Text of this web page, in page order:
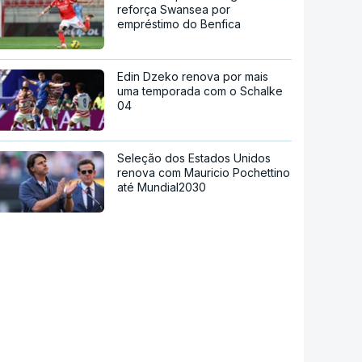
reforça Swansea por
empréstimo do Benfica
Edin Dzeko renova por mais
uma temporada com o Schalke
04
Seleção dos Estados Unidos
renova com Mauricio Pochettino
até Mundial2030